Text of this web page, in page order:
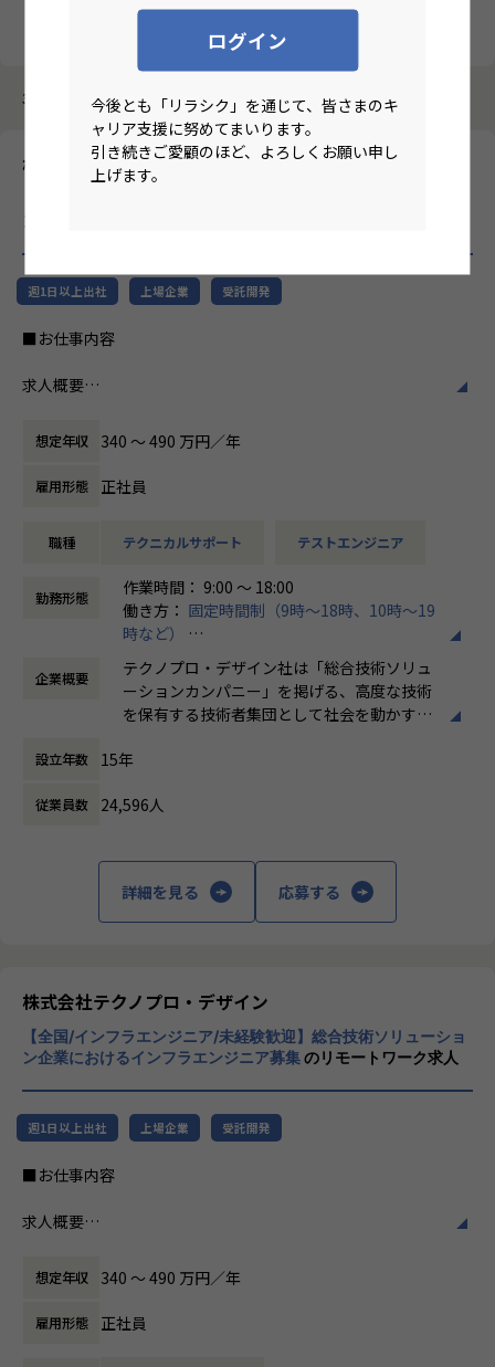
ログイン
今後とも「リラシク」を通じて、皆さまのキ
ャリア支援に努めてまいります。
引き続きご愛顧のほど、よろしくお願い申し
上げます。
3987件中 51件～60件
株式会社テクノプロ・デザイン
ン企業における機械設計エンジニア募集
週1日以上出社 上場企業 受託開発
■お仕事内容
求人概要
将来、機械設計者を目指したい方に向けた育成採用となりま
す。
前半は機械設計に必要な力学などを座学ベースで基礎から学
評価まで開発演習を行います。
楽しさを知っていただきながらも、現場配属後に生かせる実
践的な研修内容となっています。
研修内容
機械の基礎・製図を学び、開発演習までを学べる実践的なプ
・機械製図演習
・CATIA（3D設計ソフト
実践的な開発演習
※研修内容・期間は変更になる可能性がございます。
※研修はオンライン（約3ヵ月）と対面（約2週間）を予定し
ております。
■2025年6月入社/28歳/理系大学卒
現地調査・機器取り付けなどの業務をしており、
■配属プロジェクト
自動車シート部品開発設計のプロジェクトにて、
機能を満たすHWの設計〜実装・テストまでの一連工程に従
想定年収 340 〜 490 万円／年
雇用形態 正社員
職種 テクニカルサポート テストエンジニア
勤務形態
作業時間： 9:00 ～ 18:00
働き方： 固定時間制（9時～18時、10時～19
時など）
時間外労働の有無： 有（月平均20時間）
休憩時間： 60分
企業概要
テクノプロ・デザイン社は「総合技術ソリュ
ーションカンパニー」を掲げる、高度な技術
を保有する技術者集団として社会を動かすこ
に渡ります。いわゆる技術者派遣と呼ばれ
働く場所に関わらない事業支援や最新技術を
用いた研究開発などを行っています。
程プロジェクトの増加といった世の中で技術
者集団として価値提供を行うために、エンジ
ニアが生涯活躍できる環境を考え事業運営を
行っています。
設立年数 15年
従業員数 24,596人
詳細を見る 応募する
株式会社テクノプロ・デザイン
【全国/インフラエンジニア/未経験歓迎】総合技術ソリューショ
ン企業におけるインフラエンジニア募集のリモートワーク求人
週1日以上出社 上場企業 受託開発
■お仕事内容
求人概要
当社は「メーカー」や「自治体」を主要顧客としており、メ
ーカー向けWEBシステムや行政向け総合システムといった、
専門システムを取り扱うことが多くあります。
想定年収 340 〜 490 万円／年
雇用形態 正社員